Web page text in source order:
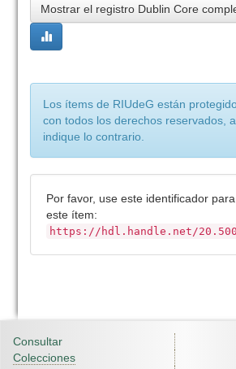
Mostrar el registro Dublin Core
Los ítems de RIUdeG están
con todos los derechos reservados,
indique lo contrario.
Por favor, use este identificador
este ítem:
https://hdl.handle.net/
Consultar
Colecciones